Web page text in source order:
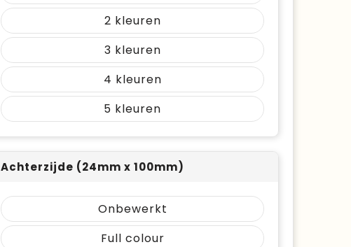
2
3
4
5
Achterzijde (24mm x 100mm)
Onbewerkt
Full colour